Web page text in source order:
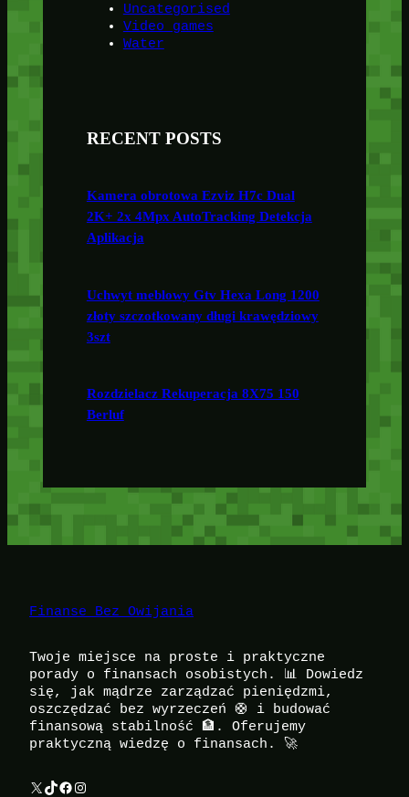
Uncategorised
Video games
Water
RECENT POSTS
Kamera obrotowa Ezviz H7c Dual
2K+ 2x 4Mpx AutoTracking Detekcja
Aplikacja
Uchwyt meblowy Gtv Hexa Long 1200
złoty szczotkowany długi krawędziowy
3szt
Rozdzielacz Rekuperacja 8X75 150
Berluf
Finanse Bez Owijania
Twoje miejsce na proste i praktyczne
porady o finansach osobistych. 📊 Dowiedz
się, jak mądrze zarządzać pieniędzmi,
oszczędzać bez wyrzeczeń 🛟 i budować
finansową stabilność 🏦. Oferujemy
praktyczną wiedzę o finansach. 🚀
X TikTok Facebook Instagram